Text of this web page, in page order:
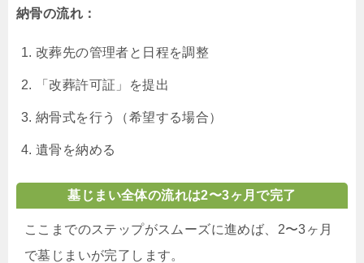
納骨の流れ：
改葬先の管理者と日程を調整
「改葬許可証」を提出
納骨式を行う（希望する場合）
遺骨を納める
墓じまい全体の流れは2〜3ヶ月で完了
ここまでのステップがスムーズに進めば、2〜3ヶ月
で墓じまいが完了します。